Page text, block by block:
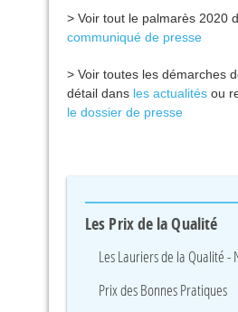
> Voir tout le palmarès 2020
communiqué de presse
> Voir toutes les démarches
détail dans les actualités ou
le dossier de presse
Les Prix de la Qualité
Les Lauriers de la Qualité -
Prix des Bonnes Pratiques